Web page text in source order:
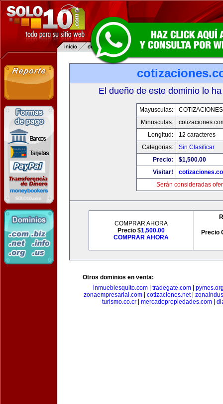
El dueño de este dominio lo
Mayusculas:
Minusculas:
Longitud:
12 caracteres
Categorias:
Sin Clasificar
Precio:
$1,500.00
Visitar!
Serán consideradas
COMPRAR AHORA
Precio $1,500.00
COMPRAR AHORA
Precio
Otros dominios en venta:
inmueblesquito.com
tradegate.com
zonaempresarial.com| cotizaciones.net|
turismo.co.cr| mercadopropiedades.com|